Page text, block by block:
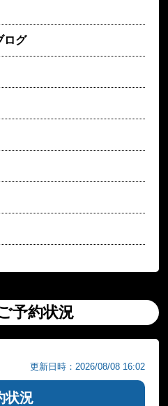
ログ
予約状況
更新日時：2026/08/08 16:02
状況